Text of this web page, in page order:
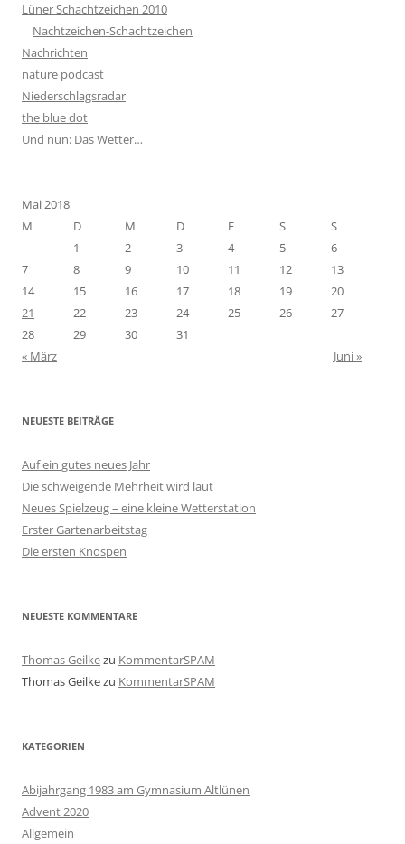
Lüner Schachtzeichen 2010
Nachtzeichen-Schachtzeichen
Nachrichten
nature podcast
Niederschlagsradar
the blue dot
Und nun: Das Wetter…
Mai 2018
M
D M D F S
S
1
2 3 4 5
6
7
8 9 10 11 12
13
14
15 16 17 18 19
20
21
22 23 24 25 26
27
28
29 30
31
« März
Juni »
NEUESTE BEITRÄGE
Auf ein gutes neues Jahr
Die schweigende Mehrheit wird laut
Neues Spielzeug – eine kleine Wetterstation
Erster Gartenarbeitstag
Die ersten Knospen
NEUESTE KOMMENTARE
Thomas Geilkezu KommentarSPAM
Thomas Geilkezu KommentarSPAM
KATEGORIEN
Abijahrgang 1983 am Gymnasium Altlünen
Advent 2020
Allgemein